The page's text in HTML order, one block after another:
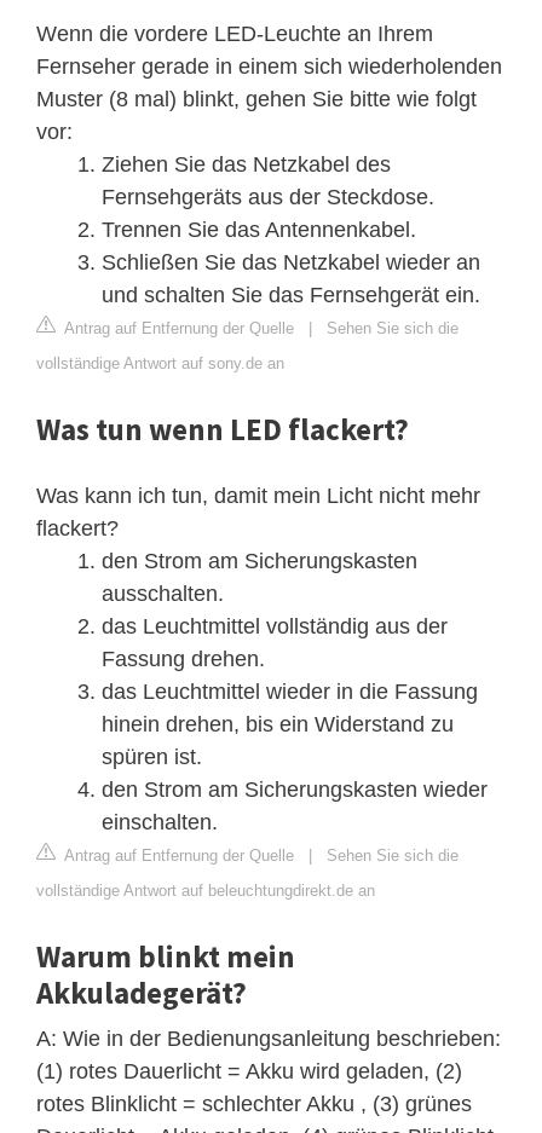
Wenn die vordere LED-Leuchte an Ihrem
Fernseher gerade in einem sich wiederholenden
Muster (8 mal) blinkt, gehen Sie bitte wie folgt
vor:
Ziehen Sie das Netzkabel des
Fernsehgeräts aus der Steckdose.
Trennen Sie das Antennenkabel.
Schließen Sie das Netzkabel wieder an
und schalten Sie das Fernsehgerät ein.
Antrag auf Entfernung der Quelle | Sehen Sie sich die
vollständige Antwort auf sony.de an
Was tun wenn LED flackert?
Was kann ich tun, damit mein Licht nicht mehr
flackert?
den Strom am Sicherungskasten
ausschalten.
das Leuchtmittel vollständig aus der
Fassung drehen.
das Leuchtmittel wieder in die Fassung
hinein drehen, bis ein Widerstand zu
spüren ist.
den Strom am Sicherungskasten wieder
einschalten.
Antrag auf Entfernung der Quelle | Sehen Sie sich die
vollständige Antwort auf beleuchtungdirekt.de an
Warum blinkt mein
Akkuladegerät?
A: Wie in der Bedienungsanleitung beschrieben:
(1) rotes Dauerlicht = Akku wird geladen, (2)
rotes Blinklicht = schlechter Akku , (3) grünes